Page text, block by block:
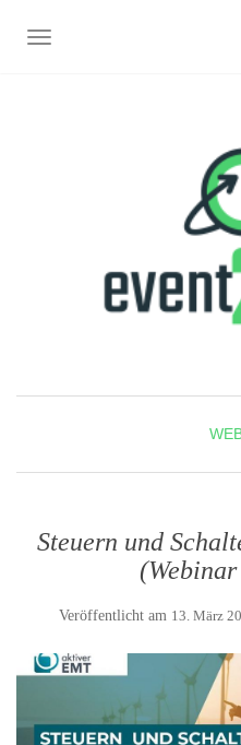
NAVIGATION UMSCHALTEN
Steuern und
Veröffentlicht am 13. März